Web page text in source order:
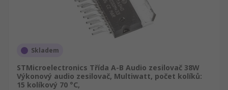
Skladem
STMicroelectronics Třída A-B Audio zesilovač 38W
Výkonový audio zesilovač, Multiwatt, počet kolíků:
15 kolíkový 70 °C,